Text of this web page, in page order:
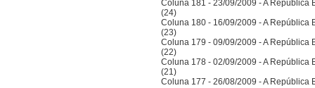
Coluna 181 - 23/09/2009 - A República
(24)
Coluna 180 - 16/09/2009 - A República
(23)
Coluna 179 - 09/09/2009 - A República
(22)
Coluna 178 - 02/09/2009 - A República
(21)
Coluna 177 - 26/08/2009 - A República